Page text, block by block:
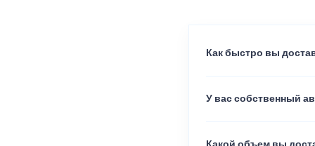
Как быстро вы
У вас собственный